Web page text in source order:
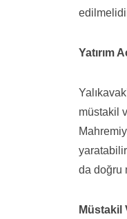
Yatırım
müstakil
da doğru
Müstakil